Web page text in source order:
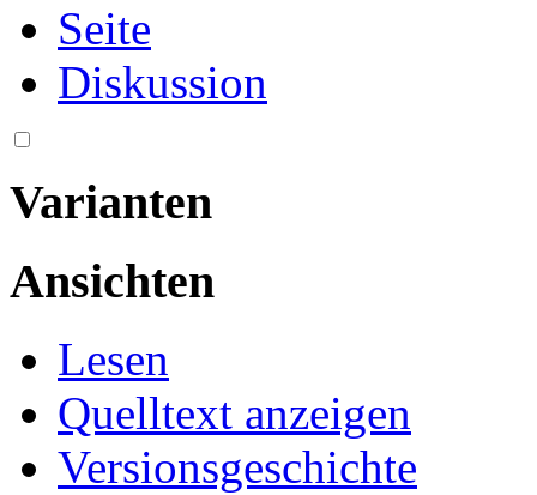
Seite
Diskussion
Varianten
Ansichten
Lesen
Quelltext anzeigen
Versionsgeschichte